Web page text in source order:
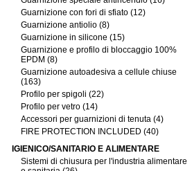
Guarnizione con fori di sfiato (12)
Guarnizione antiolio (8)
Guarnizione in silicone (15)
Guarnizione e profilo di bloccaggio 100%
EPDM (8)
Guarnizione autoadesiva a cellule chiuse
(163)
Profilo per spigoli (22)
Profilo per vetro (14)
Accessori per guarnizioni di tenuta (4)
FIRE PROTECTION INCLUDED (40)
IGIENICO/SANITARIO E ALIMENTARE
Sistemi di chiusura per l'industria alimentare